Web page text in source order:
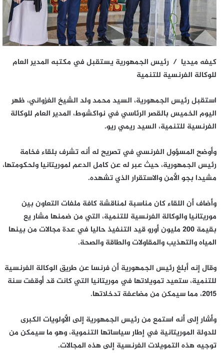
كيفه ميديا / رئيس الجمهورية يستقبل في مكتبه المدير العام
للوكالة الفرنسية للتنمية
استقبل رئيس الجمهورية، السيد محمد ولد الشيخ الغزواني، ظهر
اليوم الخميس بالقصر الرئاسي في نواكشوط، المدير العام للوكالة
الفرنسية للتنمية، السيد ريمي ريو.
وأوضح المسؤول الفرنسي في تصريح له أنه تشرف بلقاء فخامة
رئيس الجمهورية، حيث عبر له عن كامل الدعم لموريتانيا ولحكومتها،
مشيدا بجو الأمن والاستقرار الذي تشهده.
وأضاف أن اللقاء كان مناسبة لمناقشة كافة ملفات التعاون بين
موريتانيا والوكالة الفرنسية للتنمية، التي من ضمنها مشار يع
بقيمة 200 مليون أورو قيد التنفيذ حاليا في عدة مجالات من بينها
المياه والتهذيب والمقاولات والطاقة والصحة.
وقال إنه أبلغ رئيس الجمهورية أن فرنسا عن طريق الوكالة الفرنسية
للتنمية، ستعيد تمويلاتها في موريتانيا التي كانت قد أوقفت سنة
2015، مما سيمكن من مضاعفة تدخلاتها.
وأشار إلى أنه استمع من رئيس الجمهورية إلى الأولويات الكبرى
للدولة الموريتانية في إطار سياساتها التنموية، وهو ما سيمكن من
توجيه هذه التمويلات الفرنسية إلى هذه المجالات.